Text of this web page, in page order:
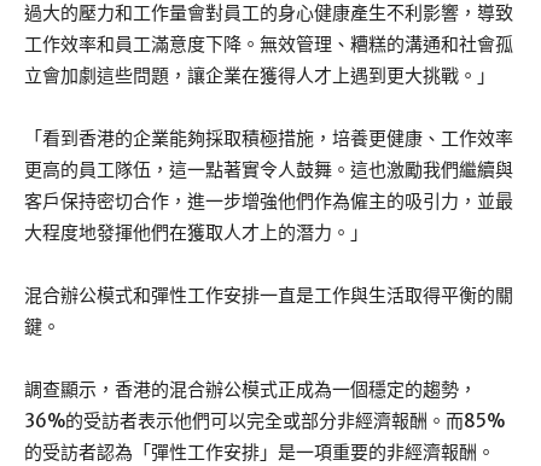
過大的壓力和工作量會對員工的身心健康產生不利影響，導致
工作效率和員工滿意度下降。無效管理、糟糕的溝通和社會孤
立會加劇這些問題，讓企業在獲得人才上遇到更大挑戰。」
「看到香港的企業能夠採取積極措施，培養更健康、工作效率
更高的員工隊伍，這一點著實令人鼓舞。這也激勵我們繼續與
客戶保持密切合作，進一步增強他們作為僱主的吸引力，並最
大程度地發揮他們在獲取人才上的潛力。」
混合辦公模式和彈性工作安排一直是工作與生活取得平衡的關
鍵。
調查顯示，香港的混合辦公模式正成為一個穩定的趨勢，
36%的受訪者表示他們可以完全或部分非經濟報酬。而85%
的受訪者認為「彈性工作安排」是一項重要的非經濟報酬。